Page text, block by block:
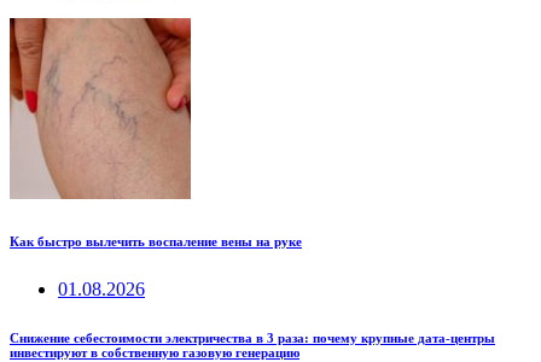
Как быстро вылечить воспаление вены на руке
01.08.2026
Снижение себестоимости электричества в 3 раза: почему крупные дата-центры
инвестируют в собственную газовую генерацию